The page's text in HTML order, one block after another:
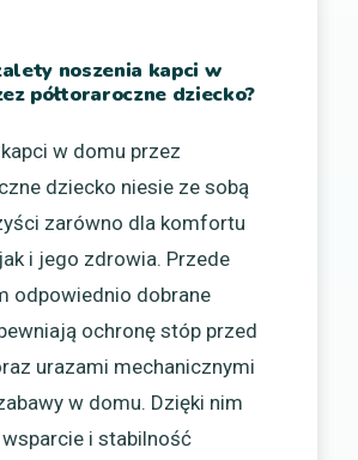
noszenia kapci w
półtoraroczne dziecko?
w domu przez
dziecko niesie ze sobą
zarówno dla komfortu
i jego zdrowia. Przede
odpowiednio dobrane
ochronę stóp przed
urazami mechanicznymi
w domu. Dzięki nim
i stabilność